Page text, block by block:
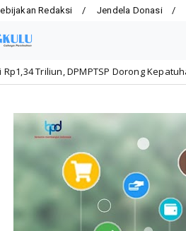
Redaksi Jendela Donasi
Dorong Kepatuhan Pelaku Usaha